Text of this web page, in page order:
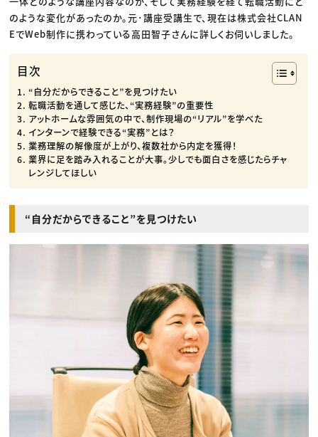
のような変化があったのか。元･講座受講生で、現在は株式会社CLAN
EでWeb制作に携わっている高田智子さんに詳しくお伺いしました。
目次
“自分だからできること”を見つけたい
転職活動を通して感じた、“実務経験”の重要性
アットホームな雰囲気の中で、制作現場の“リアル”を学べた
インターンで経験できる“実務”とは？
業務理解の解像度が上がり、複数社から内定を獲得！
業界に足を踏み入れることが大事。少しでも面白さを感じたらチャ
レンジしてほしい
“自分だからできること”を見つけたい